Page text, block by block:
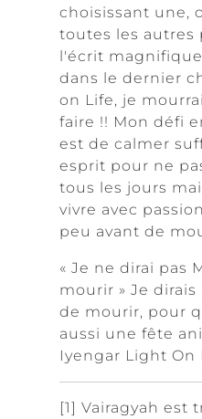
choisissant une,
toutes les autres
l'écrit
dans le dernier
on Life, je
faire !! Mon défi
est de calmer
esprit pour ne
tous les jours
vivre avec
peu avant de
« Je ne dirai pas
mourir » Je
de mourir, pour
aussi une fête
Iyengar Light On
[1] Vairagyah est